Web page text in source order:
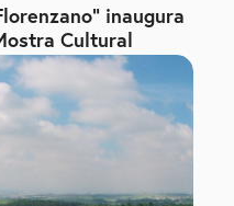
inaugura
Cultural